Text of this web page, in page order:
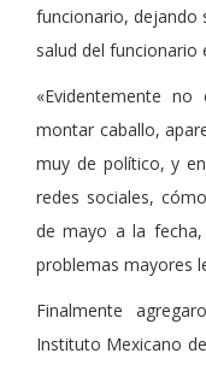
funcionario, dejando
salud del funcionario
«Evidentemente
montar caballo,
muy de político, y
redes sociales,
de mayo a la
problemas mayores
Finalmente
Instituto Mexicano